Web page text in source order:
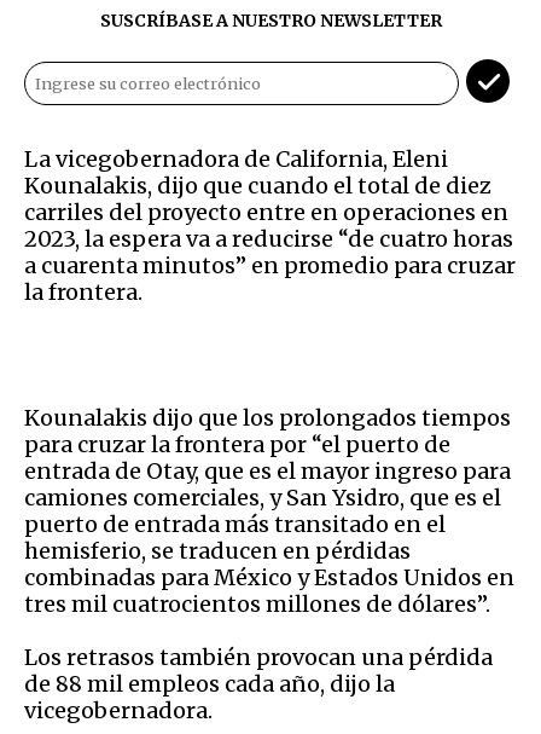
SUSCRÍBASE A NUESTRO NEWSLETTER
La vicegobernadora de California, Eleni
Kounalakis, dijo que cuando el total de diez
carriles del proyecto entre en operaciones en
2023, la espera va a reducirse “de cuatro horas
a cuarenta minutos” en promedio para cruzar
la frontera.
Kounalakis dijo que los prolongados tiempos
para cruzar la frontera por “el puerto de
entrada de Otay, que es el mayor ingreso para
camiones comerciales, y San Ysidro, que es el
puerto de entrada más transitado en el
hemisferio, se traducen en pérdidas
combinadas para México y Estados Unidos en
tres mil cuatrocientos millones de dólares”.
Los retrasos también provocan una pérdida
de 88 mil empleos cada año, dijo la
vicegobernadora.